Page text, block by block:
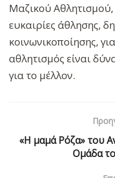
Μαζικού
ευκαιρίες άθλησης,
κοινωνικοποίησης,
αθλητισμός είναι
για το μέλλον.
«Η μαμά Ρόζα» του
Ομάδα